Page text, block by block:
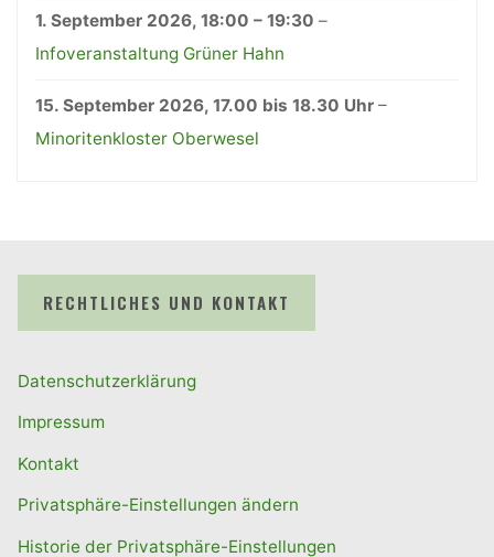
1. September 2026, 18:00 – 19:30 –
Infoveranstaltung Grüner Hahn
15. September 2026, 17.00 bis 18.30 Uhr–
Minoritenkloster Oberwesel
RECHTLICHES UND KONTAKT
Datenschutzerklärung
Impressum
Kontakt
Privatsphäre-Einstellungen ändern
Historie der Privatsphäre-Einstellungen